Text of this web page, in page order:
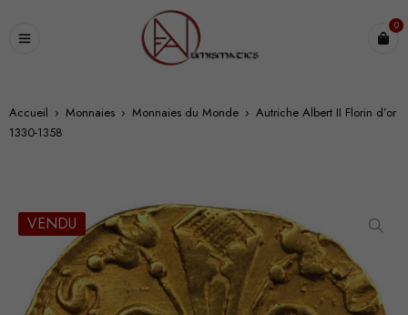
0
Accueil › Monnaies › Monnaies du Monde › Autriche Albert II Florin d’or
1330-1358
VENDU